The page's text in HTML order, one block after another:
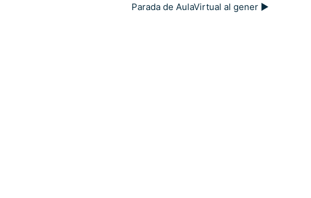
Parada de AulaVirtual al gener ▶︎